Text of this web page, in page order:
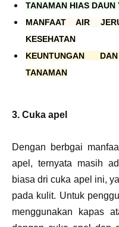
TANAMAN HIAS DAUN
MANFAAT AIR
KESEHATAN
KEUNTUNGAN
TANAMAN
3. Cuka apel
Dengan berbgai
apel, ternyata masih
biasa dri cuka apel ini,
pada kulit. Untuk
menggunakan kapas